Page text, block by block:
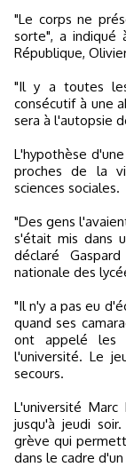
"Le corps ne
sorte", a indiqué
République,
"Il y a toutes
consécutif à une
sera à l'autopsie
L'hypothèse
proches de la
sciences sociales.
"Des gens
s'était mis dans
déclaré
nationale des
"Il n'y a pas eu
quand ses
ont appelé les
l'université. Le
secours.
L'université
jusqu'à jeudi
grève qui
dans le cadre